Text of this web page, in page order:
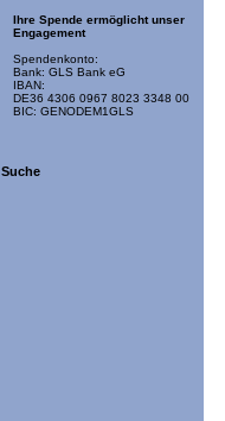
Ihre Spende ermöglicht unser
Engagement
Spendenkonto:
Bank: GLS Bank eG
IBAN:
DE36 4306 0967 8023 3348 00
BIC: GENODEM1GLS
Suche